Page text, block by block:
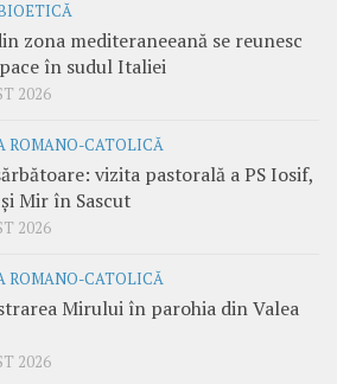
zona mediteraneeană se reunesc
în sudul Italiei
2026
ROMANO-CATOLICĂ
vizita pastorală a PS Iosif,
Mir în Sascut
2026
ROMANO-CATOLICĂ
Mirului în parohia din Valea
2026